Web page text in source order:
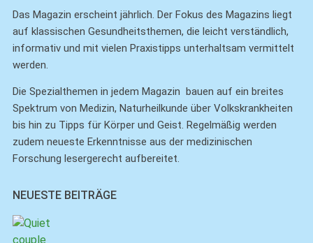
Das Magazin erscheint jährlich. Der Fokus des Magazins liegt
auf klassischen Gesundheitsthemen, die leicht verständlich,
informativ und mit vielen Praxistipps unterhaltsam vermittelt
werden.
Die Spezialthemen in jedem Magazin bauen auf ein breites
Spektrum von Medizin, Naturheilkunde über Volkskrankheiten
bis hin zu Tipps für Körper und Geist. Regelmäßig werden
zudem neueste Erkenntnisse aus der medizinischen
Forschung lesergerecht aufbereitet.
NEUESTE BEITRÄGE